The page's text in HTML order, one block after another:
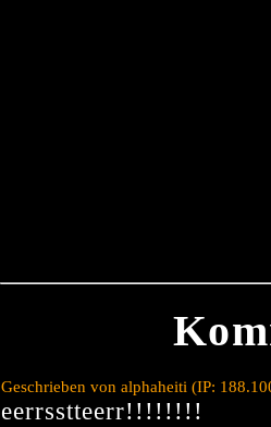
Geschrieben von alphaheiti (IP:
eerrsstteerr!!!!!!!!